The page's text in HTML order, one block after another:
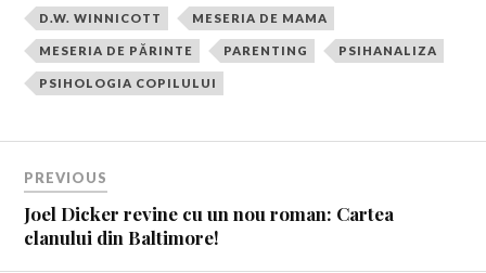
D.W. WINNICOTT MESERIA DE MAMA
MESERIA DE PĂRINTE PARENTING PSIHANALIZA
PSIHOLOGIA COPILULUI
PREVIOUS
Joel Dicker revine cu un nou roman: Cartea
clanului din Baltimore!